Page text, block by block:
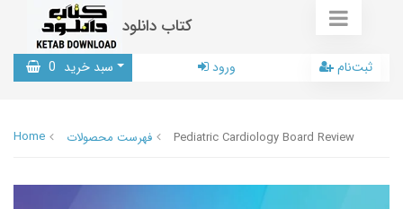
کتاب دانلود
سبد خرید 0 ورود ثبت‌نام
Home فهرست محصولات Pediatric Cardiology Board Review